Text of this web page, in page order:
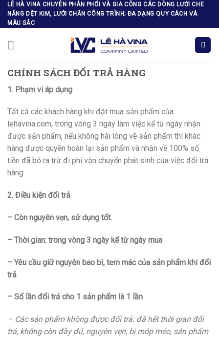
Skip
content
LÊ HÀ VINA CHUYÊN PHÂN PHỐI VÀ GIA CÔNG CÁC DÒNG LƯỚI CHE
NẮNG DỆT KIM, LƯỚI CHẮN CÔNG TRÌNH; ĐA DẠNG QUY CÁCH VÀ
MÀU SẮC
CHÍNH SÁCH ĐỔI TRẢ HÀNG
1. Phạm vi áp dụng
Tất cả các khách hàng khi đặt mua sản phẩm của
lehavina.com, trong vòng 3 ngày làm việc kể từ ngày nhận
được sản phẩm, nếu không hài lòng về sản phẩm thì khác
hàng được quyền hoàn lại sản phẩm và nhận về 100% số
tiền đã bỏ ra trừ đi phí vận chuyển phát sinh của việc đổi trả
hàng
2. Điều kiện đổi trả
– Còn nguyên vẹn, sử dụng tốt.
– Thời gian: trong vòng 3 ngày kể từ ngày mua
– Yêu cầu giữ nguyên bao bì, tem mác của sản phẩm khi đổi
trả
– Số lần đổi trả cho 1 sản phẩm là 1 lần
– Các sản phẩm không được đổi trả: đã hết thời gian đổi
trả, không còn đầy đủ, nguyên vẹn, bị móp méo, sản phẩm